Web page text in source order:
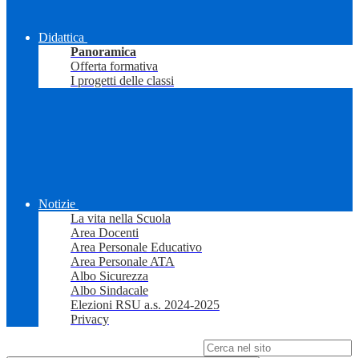
Didattica
Panoramica
Offerta formativa
I progetti delle classi
Notizie
La vita nella Scuola
Area Docenti
Area Personale Educativo
Area Personale ATA
Albo Sicurezza
Albo Sindacale
Elezioni RSU a.s. 2024-2025
Privacy